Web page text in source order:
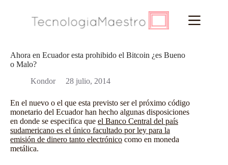
Ahora en Ecuador esta prohibido el Bitcoin ¿es Bueno
o Malo?
Kondor
28 julio, 2014
En el nuevo o el que esta previsto ser el próximo código
monetario del Ecuador han hecho algunas disposiciones
en donde se especifica que el Banco Central del país
sudamericano es el único facultado por ley para la
emisión de dinero tanto electrónico como en moneda
metálica.